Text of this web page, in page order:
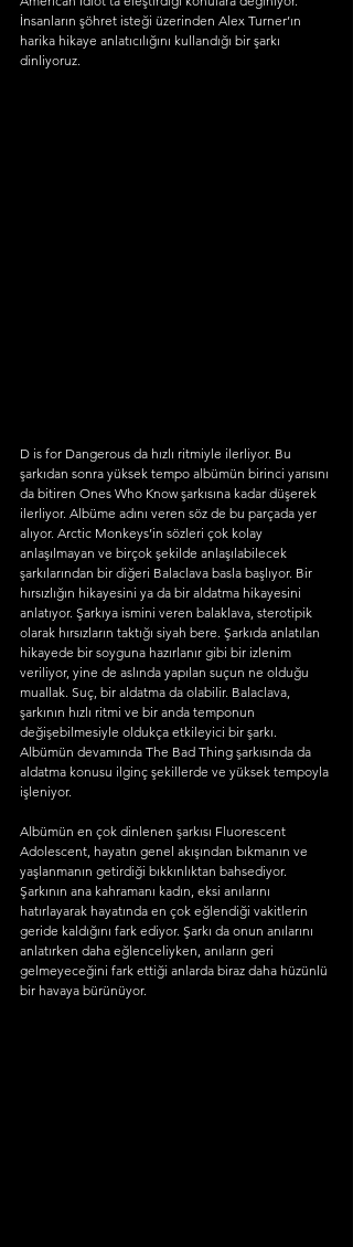
İnsanların şöhret isteği üzerinden Alex Turner’ın
harika hikaye anlatıcılığını kullandığı bir şarkı
dinliyoruz.
D is for Dangerous da hızlı ritmiyle ilerliyor. Bu
şarkıdan sonra yüksek tempo albümün birinci yarısını
da bitiren Ones Who Know şarkısına kadar düşerek
ilerliyor. Albüme adını veren söz de bu parçada yer
alıyor. Arctic Monkeys’in sözleri çok kolay
anlaşılmayan ve birçok şekilde anlaşılabilecek
şarkılarından bir diğeri Balaclava basla başlıyor. Bir
hırsızlığın hikayesini ya da bir aldatma hikayesini
anlatıyor. Şarkıya ismini veren balaklava, sterotipik
olarak hırsızların taktığı siyah bere. Şarkıda anlatılan
hikayede bir soyguna hazırlanır gibi bir izlenim
veriliyor, yine de aslında yapılan suçun ne olduğu
muallak. Suç, bir aldatma da olabilir. Balaclava,
şarkının hızlı ritmi ve bir anda temponun
değişebilmesiyle oldukça etkileyici bir şarkı.
Albümün devamında The Bad Thing şarkısında da
aldatma konusu ilginç şekillerde ve yüksek tempoyla
işleniyor.
Albümün en çok dinlenen şarkısı Fluorescent
Adolescent, hayatın genel akışından bıkmanın ve
yaşlanmanın getirdiği bıkkınlıktan bahsediyor.
Şarkının ana kahramanı kadın, eksi anılarını
hatırlayarak hayatında en çok eğlendiği vakitlerin
geride kaldığını fark ediyor. Şarkı da onun anılarını
anlatırken daha eğlenceliyken, anıların geri
gelmeyeceğini fark ettiği anlarda biraz daha hüzünlü
bir havaya bürünüyor.